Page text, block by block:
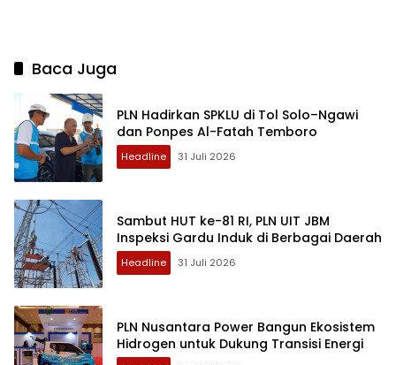
Baca Juga
PLN Hadirkan SPKLU di Tol Solo–Ngawi
dan Ponpes Al-Fatah Temboro
Headline 31 Juli 2026
Sambut HUT ke-81 RI, PLN UIT JBM
Inspeksi Gardu Induk di Berbagai Daerah
Headline 31 Juli 2026
PLN Nusantara Power Bangun Ekosistem
Hidrogen untuk Dukung Transisi Energi